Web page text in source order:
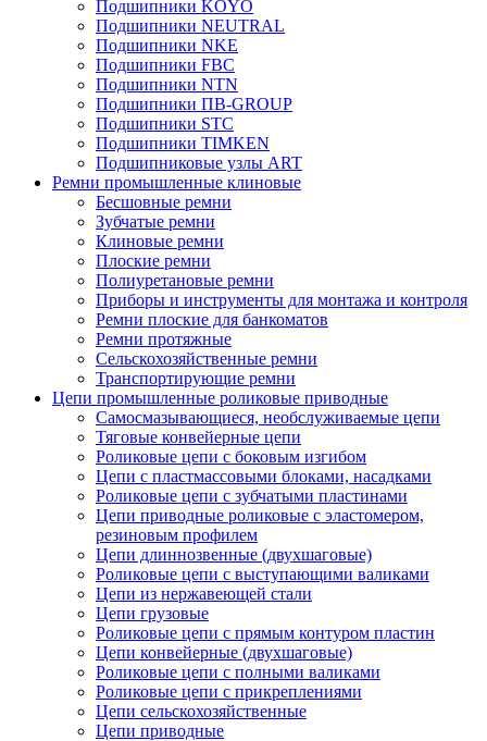
Подшипники KOYO
Подшипники NEUTRAL
Подшипники NKE
Подшипники FBC
Подшипники NTN
Подшипники ПВ-GROUP
Подшипники STC
Подшипники TIMKEN
Подшипниковые узлы ART
Ремни промышленные клиновые
Бесшовные ремни
Зубчатые ремни
Клиновые ремни
Плоские ремни
Полиуретановые ремни
Приборы и инструменты для монтажа и контроля
Ремни плоские для банкоматов
Ремни протяжные
Сельскохозяйственные ремни
Транспортирующие ремни
Цепи промышленные роликовые приводные
Самосмазывающиеся, необслуживаемые цепи
Тяговые конвейерные цепи
Роликовые цепи с боковым изгибом
Цепи с пластмассовыми блоками, насадками
Роликовые цепи с зубчатыми пластинами
Цепи приводные роликовые с эластомером,
резиновым профилем
Цепи длиннозвенные (двухшаговые)
Роликовые цепи с выступающими валиками
Цепи из нержавеющей стали
Цепи грузовые
Роликовые цепи с прямым контуром пластин
Цепи конвейерные (двухшаговые)
Роликовые цепи с полными валиками
Роликовые цепи с прикреплениями
Цепи сельскохозяйственные
Цепи приводные